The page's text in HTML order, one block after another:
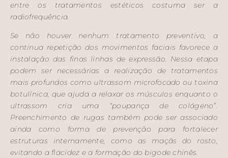
entre os tratamentos estéticos costuma ser a
radiofrequência.
Se não houver nenhum tratamento preventivo, a
continua repetição dos movimentos faciais favorece a
instalação das finas linhas de expressão. Nessa etapa
podem ser necessárias a realização de tratamentos
mais profundos como ultrassom microfocado ou toxina
botulínica, que ajuda a relaxar os músculos enquanto o
ultrassom cria uma “poupança de colágeno”.
Preenchimento de rugas também pode ser associado
ainda como forma de prevenção para fortalecer
estruturas internamente, como as maçãs do rosto,
evitando a flacidez e a formação do bigode chinês.